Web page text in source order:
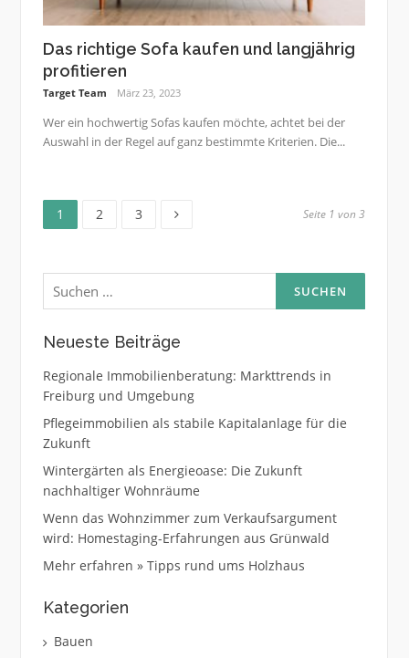
Das richtige Sofa kaufen und langjährig
profitieren
Target Team März 23, 2023
Wer ein hochwertig Sofas kaufen möchte, achtet bei der
Auswahl in der Regel auf ganz bestimmte Kriterien. Die...
Seitennummerierung
Beiträge
Seite
1 Seite
2 Seite
3 Seite 1 von 3
Suchen
nach:
Neueste Beiträge
Regionale Immobilienberatung: Markttrends in
Freiburg und Umgebung
Pflegeimmobilien als stabile Kapitalanlage für die
Zukunft
Wintergärten als Energieoase: Die Zukunft
nachhaltiger Wohnräume
Wenn das Wohnzimmer zum Verkaufsargument
wird: Homestaging-Erfahrungen aus Grünwald
Mehr erfahren » Tipps rund ums Holzhaus
Kategorien
Bauen